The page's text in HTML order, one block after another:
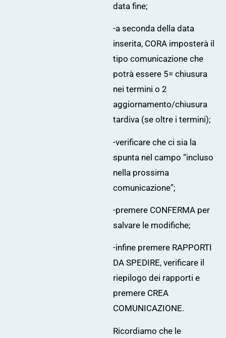
data fine;
-a seconda della data
inserita, CORA imposterà il
tipo comunicazione che
potrà essere 5= chiusura
nei termini o 2
aggiornamento/chiusura
tardiva (se oltre i termini);
-verificare che ci sia la
spunta nel campo “incluso
nella prossima
comunicazione”;
-premere CONFERMA per
salvare le modifiche;
-infine premere RAPPORTI
DA SPEDIRE, verificare il
riepilogo dei rapporti e
premere CREA
COMUNICAZIONE.
Ricordiamo che le